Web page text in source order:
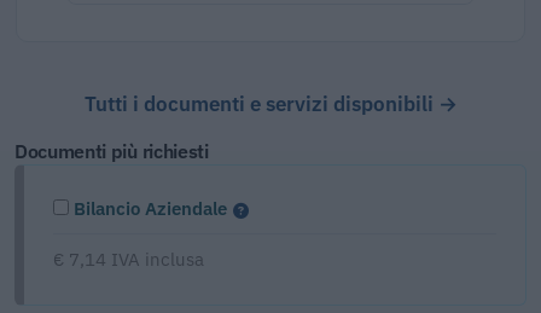
Tutti i documenti e servizi disponibili →
Documenti più richiesti
Bilancio Aziendale
€ 7,14 IVA inclusa